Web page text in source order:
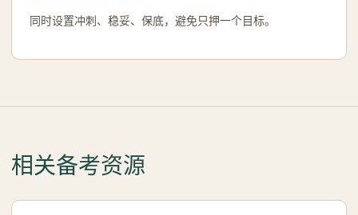
同时设置冲刺、稳妥、保底，避免只押一个目标。
相关备考资源